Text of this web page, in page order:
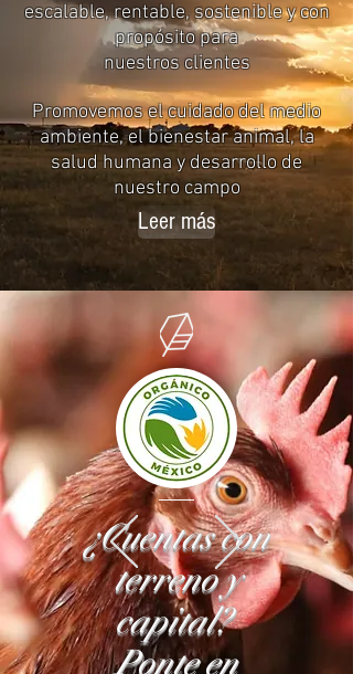
escalable, rentable, sostenible y con
propósito para
nuestros clientes
Promovemos el cuidado del medio
ambiente, el bienestar animal, la
salud humana y desarrollo de
nuestro campo
Leer más
¿Cuentas con
terreno y
capital?
Ponte en